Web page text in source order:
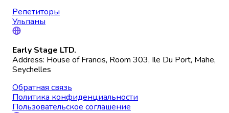
Репетиторы
Ульпаны
Early Stage LTD.
Address: House of Francis, Room 303, Ile Du Port, Mahe,
Seychelles
Обратная связь
Политика конфиденциальности
Пользовательское соглашение